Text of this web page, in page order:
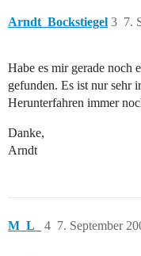
Arndt_Bockstiegel 7.
3
Habe es mir gerade noch
gefunden. Es ist nur sehr
Herunterfahren immer
Danke,
Arndt
M_L_ 7. September
4